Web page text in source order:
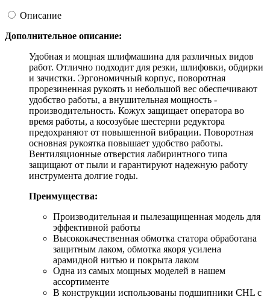
Описание
Дополнительное описание:
Удобная и мощная шлифмашина для различных видов
работ. Отлично подходит для резки, шлифовки, обдирки
и зачистки. Эргономичный корпус, поворотная
прорезиненная рукоять и небольшой вес обеспечивают
удобство работы, а внушительная мощность -
производительность. Кожух защищает оператора во
время работы, а косозубые шестерни редуктора
предохраняют от повышенной вибрации. Поворотная
основная рукоятка повышает удобство работы.
Вентиляционные отверстия лабиринтного типа
защищают от пыли и гарантируют надежную работу
инструмента долгие годы.
Преимущества:
Производительная и пылезащищенная модель для
эффективной работы
Высококачественная обмотка статора обработана
защитным лаком, обмотка якоря усилена
арамидной нитью и покрыта лаком
Одна из самых мощных моделей в нашем
ассортименте
В конструкции использованы подшипники CHL с